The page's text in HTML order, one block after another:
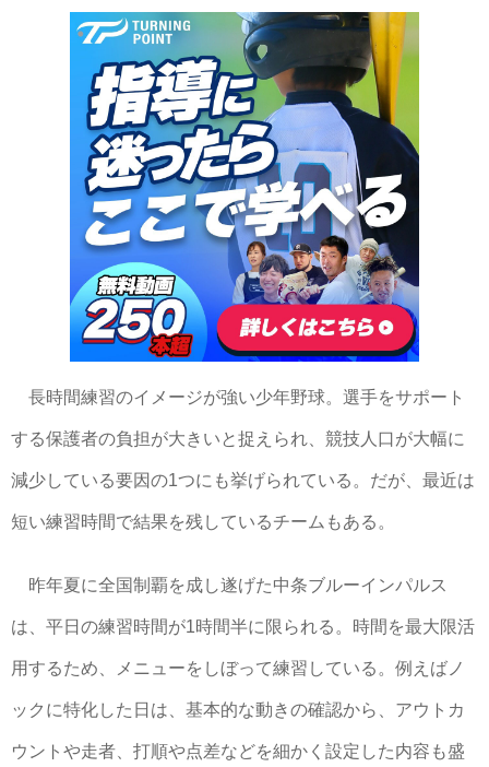
長時間練習のイメージが強い少年野球。選手をサポート
する保護者の負担が大きいと捉えられ、競技人口が大幅に
減少している要因の1つにも挙げられている。だが、最近は
短い練習時間で結果を残しているチームもある。
昨年夏に全国制覇を成し遂げた中条ブルーインパルス
は、平日の練習時間が1時間半に限られる。時間を最大限活
用するため、メニューをしぼって練習している。例えばノ
ックに特化した日は、基本的な動きの確認から、アウトカ
ウントや走者、打順や点差などを細かく設定した内容も盛